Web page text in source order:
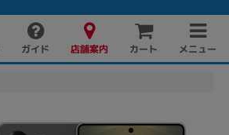
ガイド 店舗案内 カート メニュー